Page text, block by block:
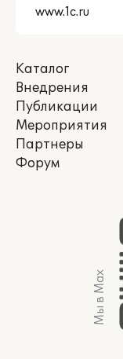
Каталог
Внедрения
Публикации
Мероприятия
Партнеры
Форум
Мы в Max